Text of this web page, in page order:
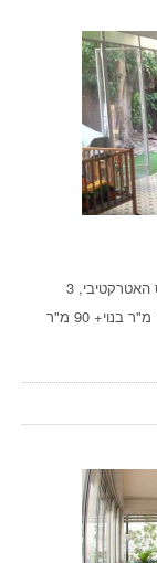
דירת גן יפיפה בקרבת שדרות בן גוריון ברחוב ישראל'ס האטרקטיבי, 3
חדרים משופצת אדריכלית ברמה הגבוהה ביותר, 115 מ"ר בנוי+ 90 מ"ר